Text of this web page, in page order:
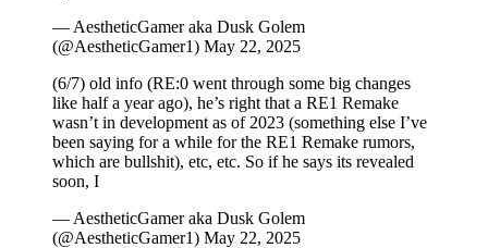
— AestheticGamer aka Dusk Golem
(@AestheticGamer1) May 22, 2025
(6/7) old info (RE:0 went through some big changes
like half a year ago), he’s right that a RE1 Remake
wasn’t in development as of 2023 (something else I’ve
been saying for a while for the RE1 Remake rumors,
which are bullshit), etc, etc. So if he says its revealed
soon, I
— AestheticGamer aka Dusk Golem
(@AestheticGamer1) May 22, 2025